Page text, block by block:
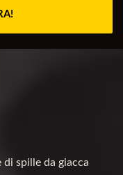
spille da giacca